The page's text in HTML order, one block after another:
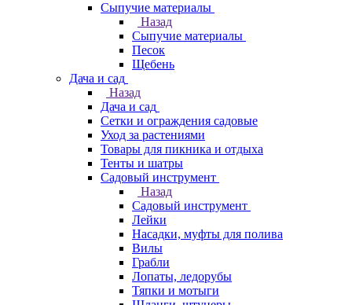
Сыпучие материалы
Назад
Сыпучие материалы
Песок
Щебень
Дача и сад
Назад
Дача и сад
Сетки и ограждения садовые
Уход за растениями
Товары для пикника и отдыха
Тенты и шатры
Садовый инструмент
Назад
Садовый инструмент
Лейки
Насадки, муфты для полива
Вилы
Грабли
Лопаты, ледорубы
Тяпки и мотыги